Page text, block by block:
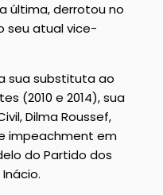
última, derrotou no
seu atual vice-
sua substituta ao
(2010 e 2014), sua
Dilma Roussef,
impeachment em
do Partido dos